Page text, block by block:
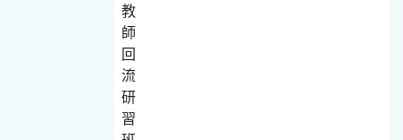
教
師
回
流
研
習